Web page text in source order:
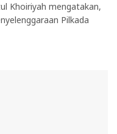
Khoiriyah mengatakan,
Pilkada